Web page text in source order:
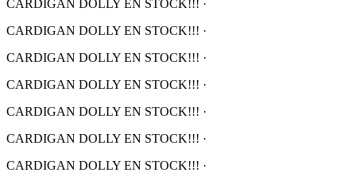
CARDIGAN DOLLY EN STOCK!!! ·
CARDIGAN DOLLY EN STOCK!!! ·
CARDIGAN DOLLY EN STOCK!!! ·
CARDIGAN DOLLY EN STOCK!!! ·
CARDIGAN DOLLY EN STOCK!!! ·
CARDIGAN DOLLY EN STOCK!!! ·
CARDIGAN DOLLY EN STOCK!!! ·